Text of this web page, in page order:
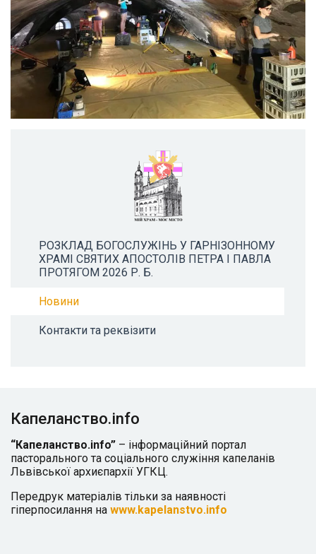
РОЗКЛАД БОГОСЛУЖІНЬ У ГАРНІЗОННОМУ
ХРАМІ СВЯТИХ АПОСТОЛІВ ПЕТРА І ПАВЛА
ПРОТЯГОМ 2026 Р. Б.
Новини
Контакти та реквізити
Капеланство.info
“Капеланство.info” – інформаційний портал
пасторального та соціального служіння капеланів
Львівської архиєпархії УГКЦ.
Передрук матеріалів тільки за наявності
гіперпосилання на www.kapelanstvo.info